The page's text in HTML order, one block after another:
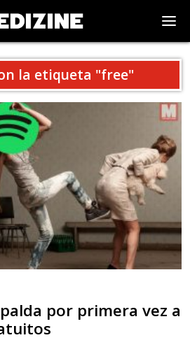
la etiqueta "free"
por primera vez a